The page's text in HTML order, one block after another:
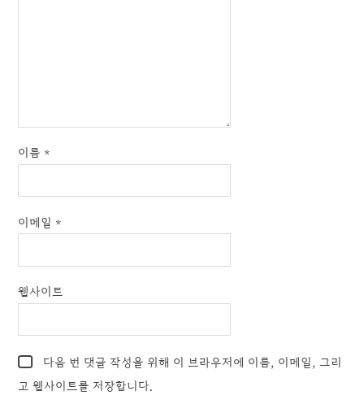
이름 *
이메일 *
웹사이트
다음 번 댓글 작성을 위해 이 브라우저에 이름, 이메일, 그리
고 웹사이트를 저장합니다.